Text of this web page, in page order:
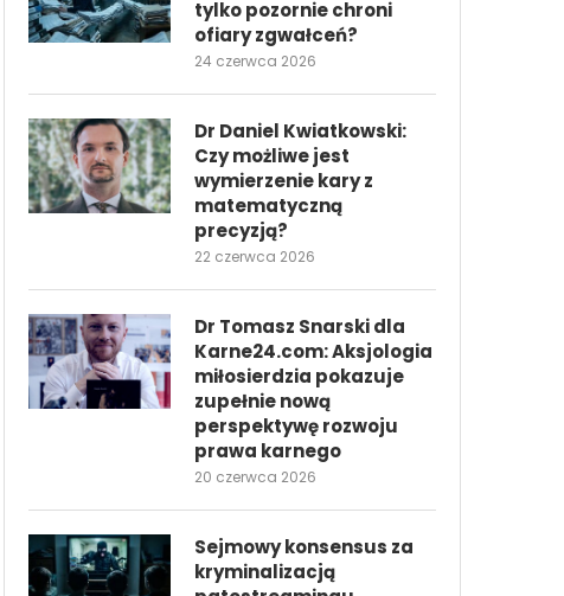
tylko pozornie chroni
ofiary zgwałceń?
24 czerwca 2026
Dr Daniel Kwiatkowski:
Czy możliwe jest
wymierzenie kary z
matematyczną
precyzją?
22 czerwca 2026
Dr Tomasz Snarski dla
Karne24.com: Aksjologia
miłosierdzia pokazuje
zupełnie nową
perspektywę rozwoju
prawa karnego
20 czerwca 2026
Sejmowy konsensus za
kryminalizacją